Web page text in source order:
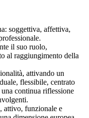
soggettiva, affettiva,
il suo ruolo,
al raggiungimento della
attivando un
flessibile, centrato
continua riflessione
attivo, funzionale e